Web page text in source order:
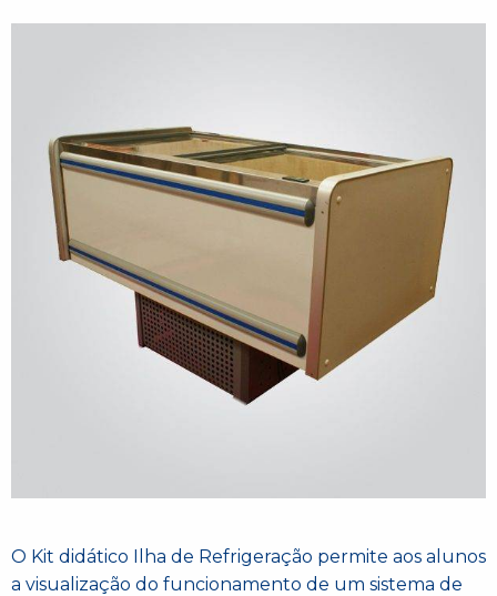
O Kit didático Ilha de Refrigeração permite aos alunos
a visualização do funcionamento de um sistema de